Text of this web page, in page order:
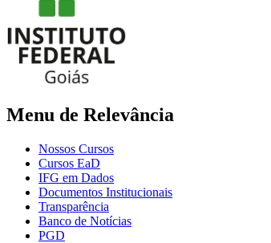
Menu de Relevância
Nossos Cursos
Cursos EaD
IFG em Dados
Documentos Institucionais
Transparência
Banco de Notícias
PGD